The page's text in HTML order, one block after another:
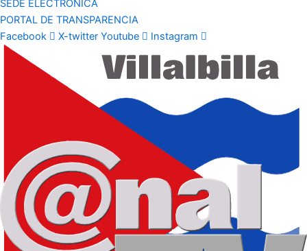
SEDE ELECTRÓNICA
PORTAL DE TRANSPARENCIA
Facebook
X-twitter Youtube Instagram